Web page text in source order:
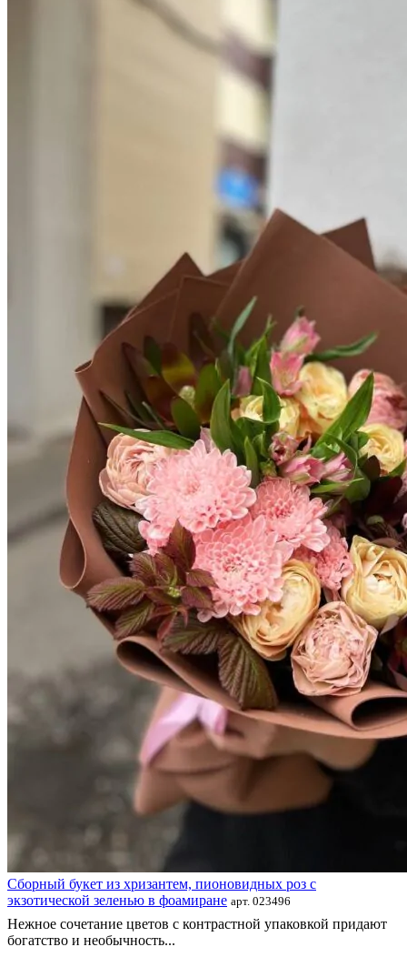
Сборный букет из хризантем, пионовидных роз с
экзотической зеленью в фоамиране арт. 023496
Нежное сочетание цветов с контрастной упаковкой придают
богатство и необычность...